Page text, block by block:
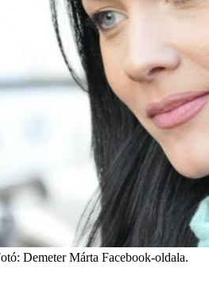
Demeter Márta Facebook-oldala.